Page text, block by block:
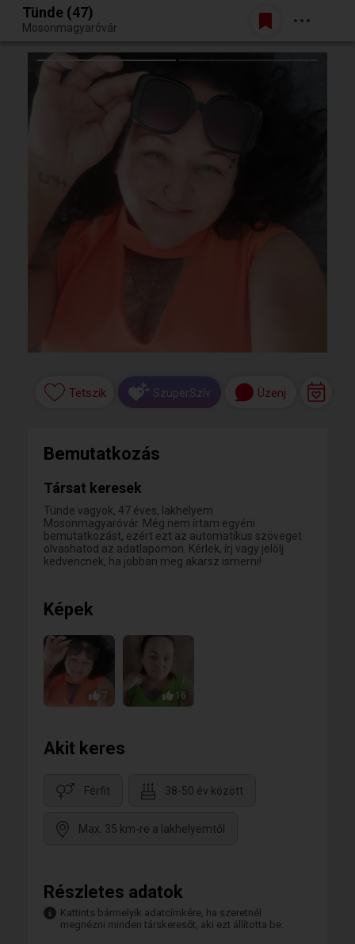
Egy jó randiból bármi lehet.
Belépés
Tünde (47)
Mosonmagyaróvár
Tetszik SzuperSzív Üzenj
Bemutatkozás
Társat keresek
Tünde vagyok, 47 éves, lakhelyem
Mosonmagyaróvár. Még nem írtam egyéni
bemutatkozást, ezért ezt az automatikus szöveget
olvashatod az adatlapomon. Kérlek, írj vagy jelölj
kedvencnek, ha jobban meg akarsz ismerni!
Képek
7 16
Akit keres
Férfit 38-50 év között
Max. 35 km-re a lakhelyemtől
Részletes adatok
Kattints bármelyik adatcímkére, ha szeretnél
megnézni minden társkeresőt, aki ezt állította be.